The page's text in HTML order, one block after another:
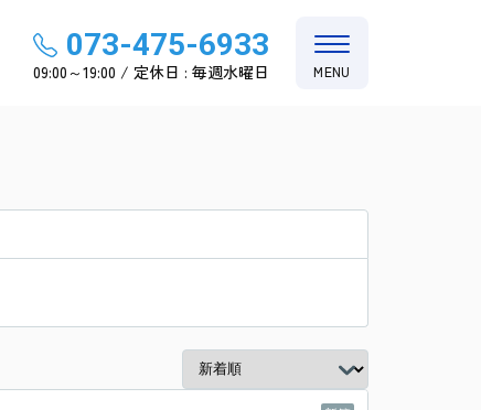
073-475-6933
09:00～19:00 / 定休日 : 毎週水曜日 MENU